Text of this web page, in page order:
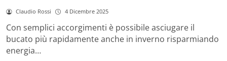
Claudio Rossi 4 Dicembre 2025
Con semplici accorgimenti è possibile asciugare il
bucato più rapidamente anche in inverno risparmiando
energia…